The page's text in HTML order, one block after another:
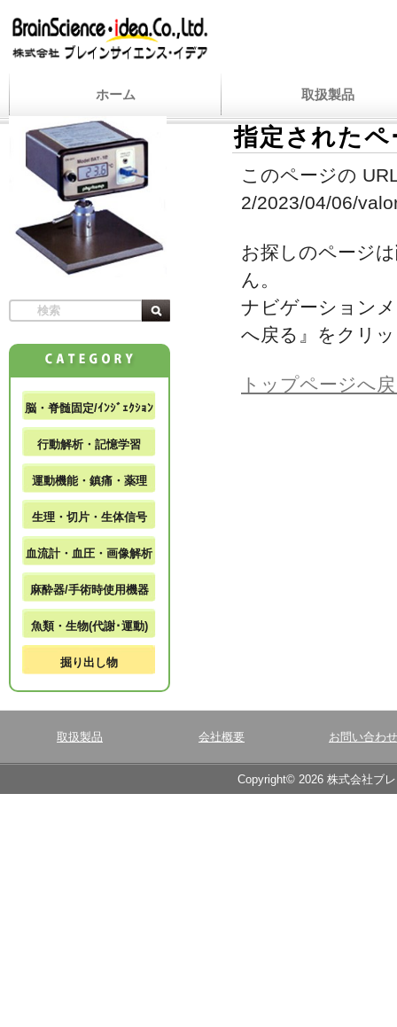
ホーム 取扱製品
指定された
このページの
2/2023/04/06/
お探しのページ
ん。
ナビゲーション
へ戻る』をクリ
トップページへ
脳・脊髄固定/ｲﾝｼﾞｪｸｼｮﾝ
行動解析・記憶学習
運動機能・鎮痛・薬理
生理・切片・生体信号
血流計・血圧・画像解析
麻酔器/手術時使用機器
魚類・生物(代謝･運動)
掘り出し物
取扱製品 会社概要 お問い合わせ
Copyright© 2026 株式会社ブ